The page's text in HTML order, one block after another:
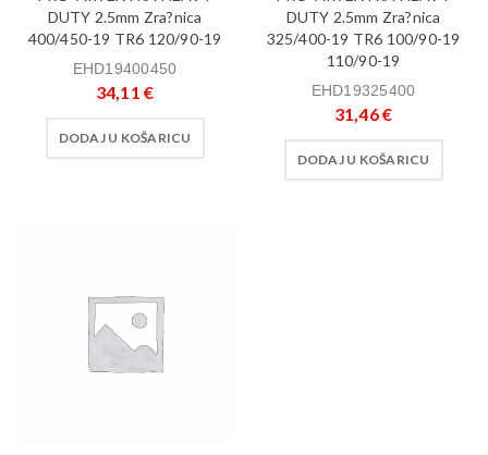
DUTY 2.5mm Zra?nica
400/450-19 TR6 120/90-19
EHD19400450
34,11€
DODAJ U KOŠARICU
DUTY 2.5mm Zra?nica
325/400-19 TR6 100/90-19
110/90-19
EHD19325400
31,46€
DODAJ U KOŠARICU